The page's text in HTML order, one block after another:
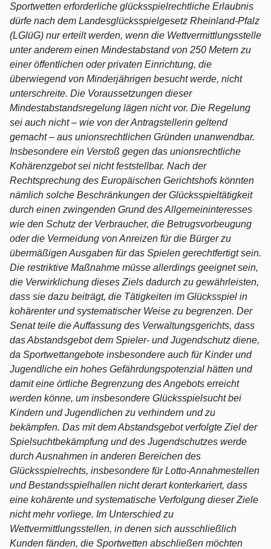
Sportwetten erforderliche glücks­spielrechtliche Erlaubnis
dürfe nach dem Landesglücksspielgesetz Rheinland-Pfalz
(LGlüG) nur erteilt werden, wenn die Wettvermittlungsstelle
unter anderem einen Mindestabstand von 250 Metern zu
einer öffentlichen oder privaten Einrichtung, die
überwiegend von Minderjährigen besucht werde, nicht
unterschreite. Die Voraussetzun­gen dieser
Mindestabstandsregelung lägen nicht vor. Die Regelung
sei auch nicht – wie von der Antragstellerin geltend
gemacht – aus unionsrechtlichen Gründen unanwend­bar.
Insbesondere ein Verstoß gegen das unionsrechtliche
Kohärenzgebot sei nicht feststellbar. Nach der
Rechtsprechung des Europäischen Gerichtshofs könnten
nämlich solche Beschränkungen der Glücksspieltätigkeit
durch einen zwingenden Grund des Allgemeininteresses
wie den Schutz der Verbraucher, die Betrugsvorbeugung
oder die Vermeidung von Anreizen für die Bürger zu
übermäßigen Ausgaben für das Spielen gerechtfertigt sein.
Die restriktive Maßnahme müsse allerdings geeignet sein,
die Ver­wirklichung dieses Ziels dadurch zu gewährleisten,
dass sie dazu beiträgt, die Tätig­keiten im Glücksspiel in
kohärenter und systematischer Weise zu begrenzen. Der
Senat teile die Auffassung des Verwaltungsgerichts, dass
das Abstandsgebot dem Spieler- und Jugendschutz diene,
da Sportwettangebote insbesondere auch für Kinder und
Jugendliche ein hohes Gefährdungspotenzial hätten und
damit eine örtliche Begren­zung des Angebots erreicht
werden könne, um insbesondere Glücksspielsucht bei
Kindern und Jugendlichen zu verhindern und zu
bekämpfen. Das mit dem Abstands­gebot verfolgte Ziel der
Spielsuchtbekämpfung und des Jugendschutzes werde
durch Ausnahmen in anderen Bereichen des
Glücksspielrechts, insbesondere für Lotto-Annahmestellen
und Bestandsspielhallen nicht derart konterkariert, dass
eine kohärente und systematische Verfolgung dieser Ziele
nicht mehr vorliege. Im Unter­schied zu
Wettvermittlungsstellen, in denen sich ausschließlich
Kunden fänden, die Sportwetten abschließen möchten